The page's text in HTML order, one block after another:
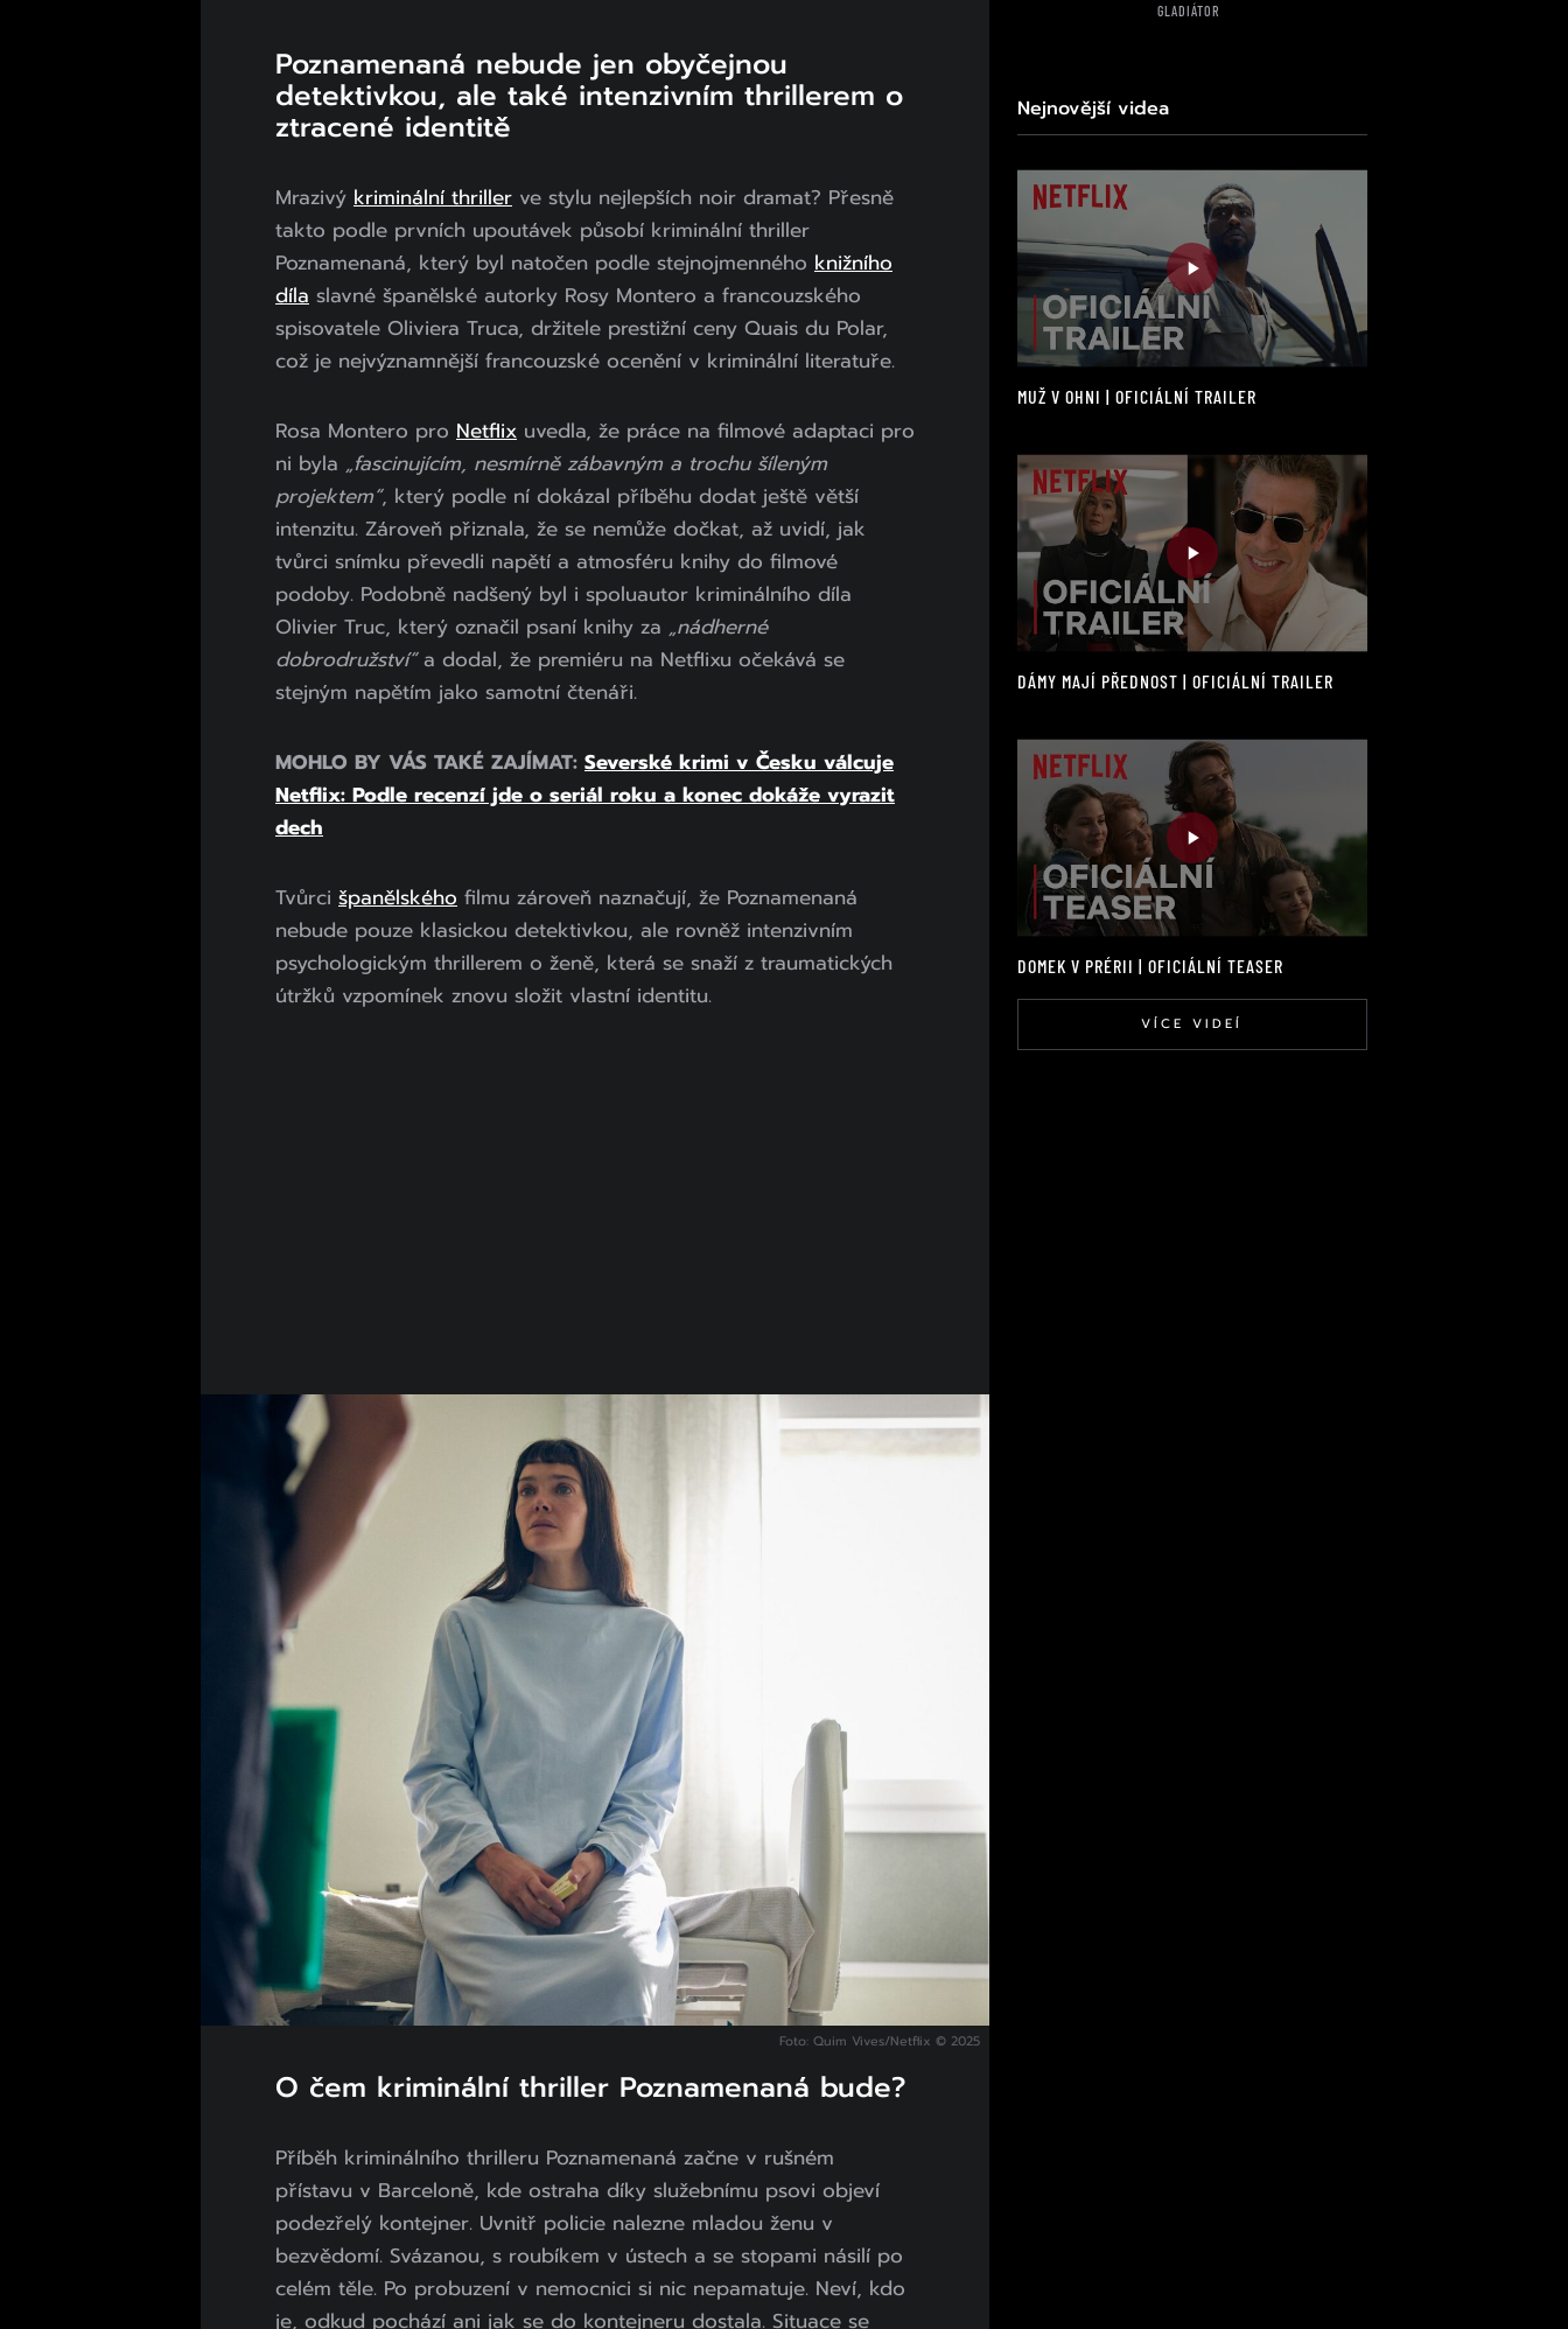
Poznamenaná nebude jen obyčejnou
detektivkou, ale také intenzivním thrillerem o
ztracené identitě
Mrazivý kriminální thriller ve stylu nejlepších noir dramat? Přesně
takto podle prvních upoutávek působí kriminální thriller
Poznamenaná, který byl natočen podle stejnojmenného knižního
díla slavné španělské autorky Rosy Montero a francouzského
spisovatele Oliviera Truca, držitele prestižní ceny Quais du Polar,
což je nejvýznamnější francouzské ocenění v kriminální literatuře.
Rosa Montero pro Netflix uvedla, že práce na filmové adaptaci pro
ni byla „fascinujícím, nesmírně zábavným a trochu šíleným
projektem“, který podle ní dokázal příběhu dodat ještě větší
intenzitu. Zároveň přiznala, že se nemůže dočkat, až uvidí, jak
tvůrci snímku převedli napětí a atmosféru knihy do filmové
podoby. Podobně nadšený byl i spoluautor kriminálního díla
Olivier Truc, který označil psaní knihy za „nádherné
dobrodružství“a dodal, že premiéru na Netflixu očekává se
stejným napětím jako samotní čtenáři.
MOHLO BY VÁS TAKÉ ZAJÍMAT: Severské krimi v Česku válcuje
Netflix: Podle recenzí jde o seriál roku a konec dokáže vyrazit
dech
Tvůrci španělského filmu zároveň naznačují, že Poznamenaná
nebude pouze klasickou detektivkou, ale rovněž intenzivním
psychologickým thrillerem o ženě, která se snaží z traumatických
útržků vzpomínek znovu složit vlastní identitu.
Foto: Quim Vives/Netflix © 2025
O čem kriminální thriller Poznamenaná bude?
Příběh kriminálního thrilleru Poznamenaná začne v rušném
přístavu v Barceloně, kde ostraha díky služebnímu psovi objeví
podezřelý kontejner. Uvnitř policie nalezne mladou ženu v
bezvědomí. Svázanou, s roubíkem v ústech a se stopami násilí po
celém těle. Po probuzení v nemocnici si nic nepamatuje. Neví, kdo
je, odkud pochází ani jak se do kontejneru dostala. Situace se
GLADIÁTOR
Nejnovější videa
MUŽ V OHNI | OFICIÁLNÍ TRAILER
DÁMY MAJÍ PŘEDNOST | OFICIÁLNÍ TRAILER
DOMEK V PRÉRII | OFICIÁLNÍ TEASER
VÍCE VIDEÍ